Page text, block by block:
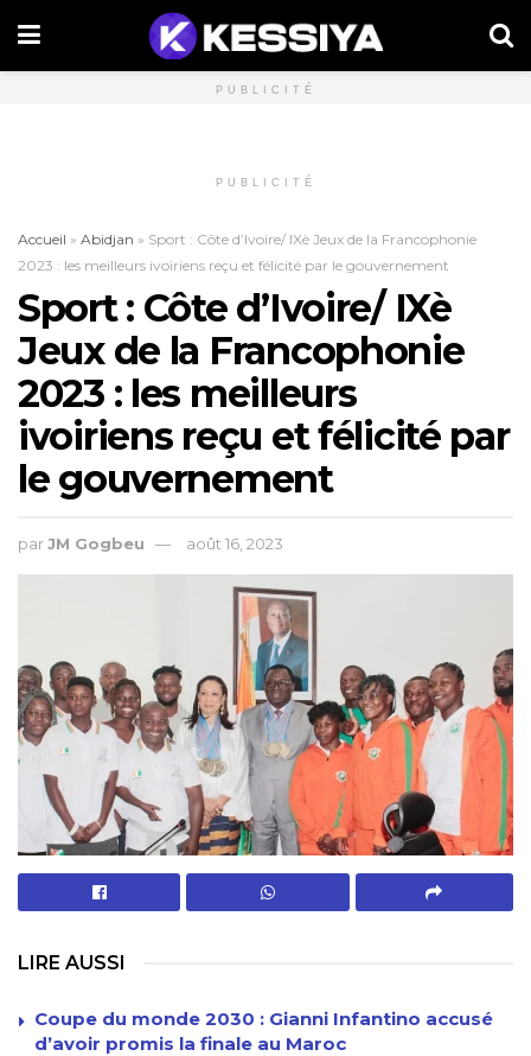
PUBLICITÉ
PUBLICITÉ
Accueil » Abidjan » Sport : Côte d’Ivoire/ IXè Jeux de la Francophonie
2023 : les meilleurs ivoiriens reçu et félicité par le gouvernement
Sport : Côte d’Ivoire/ IXè
Jeux de la Francophonie
2023 : les meilleurs
ivoiriens reçu et félicité par
le gouvernement
parJM Gogbeu août 16, 2023
LIRE AUSSI
Coupe du monde 2030 : Gianni Infantino accusé
d’avoir promis la finale au Maroc